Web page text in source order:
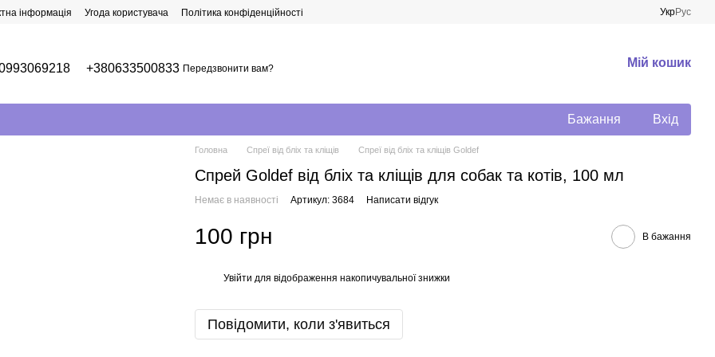
інформація Угода користувача Політика конфіденційності УкрРус
+380633500833 Передзвонити вам? Мій кошик
Бажання Вхід
Головна Спреї від бліх та кліщів Спреї від бліх та кліщів Goldef
Спрей Goldef від бліх та кліщів для собак та котів, 100 мл
Немає в наявності Артикул: 3684 Написати відгук
100 грн В бажання
Увійти для відображення накопичувальної знижки
Повідомити, коли з'явиться